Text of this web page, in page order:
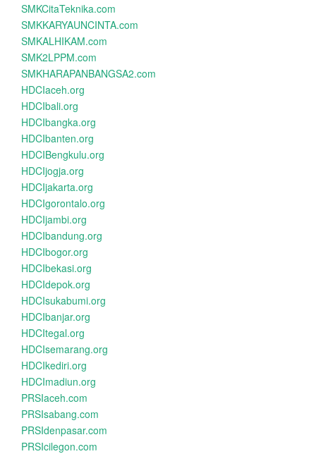
SMKCitaTeknika.com
SMKKARYAUNCINTA.com
SMKALHIKAM.com
SMK2LPPM.com
SMKHARAPANBANGSA2.com
HDCIaceh.org
HDCIbali.org
HDCIbangka.org
HDCIbanten.org
HDCIBengkulu.org
HDCIjogja.org
HDCIjakarta.org
HDCIgorontalo.org
HDCIjambi.org
HDCIbandung.org
HDCIbogor.org
HDCIbekasi.org
HDCIdepok.org
HDCIsukabumi.org
HDCIbanjar.org
HDCItegal.org
HDCIsemarang.org
HDCIkediri.org
HDCImadiun.org
PRSIaceh.com
PRSIsabang.com
PRSIdenpasar.com
PRSIcilegon.com